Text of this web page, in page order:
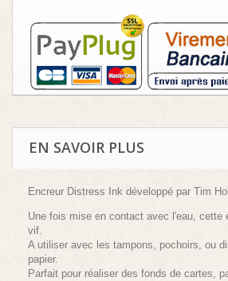
EN SAVOIR PLUS
Encreur Distress Ink développé par Tim
Une fois mise en contact avec l'eau, cette
vif.
A utiliser avec les tampons, pochoirs, ou
papier.
Parfait pour réaliser des fonds de cartes,